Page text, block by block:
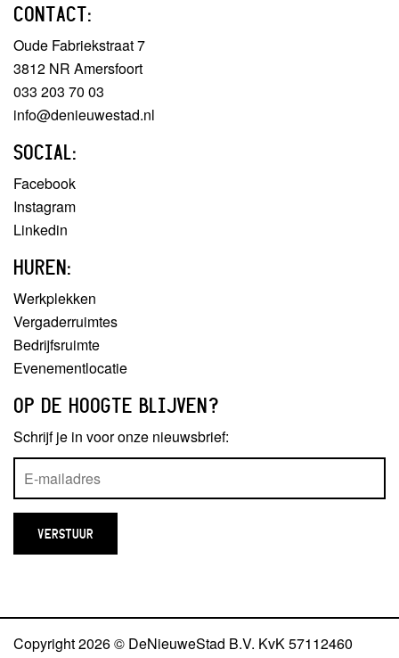
CONTACT:
Oude Fabriekstraat 7
3812 NR Amersfoort
033 203 70 03
info@denieuwestad.nl
SOCIAL:
Facebook
Instagram
Linkedin
HUREN:
Werkplekken
Vergaderruimtes
Bedrijfsruimte
Evenementlocatie
OP DE HOOGTE BLIJVEN?
Schrijf je in voor onze nieuwsbrief:
Copyright 2026 © DeNieuweStad B.V. KvK 57112460